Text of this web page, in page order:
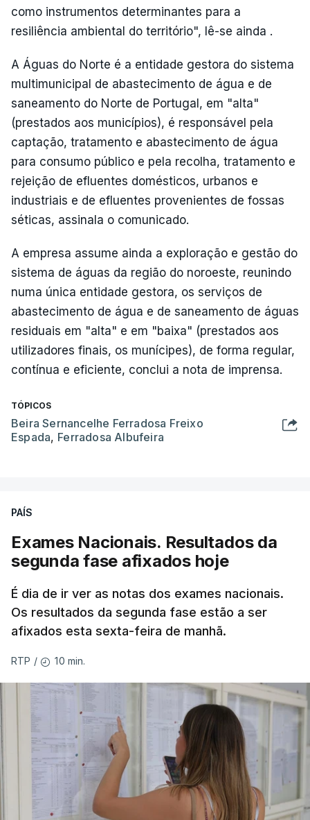
como instrumentos determinantes para a
resiliência ambiental do território", lê-se ainda .
A Águas do Norte é a entidade gestora do sistema
multimunicipal de abastecimento de água e de
saneamento do Norte de Portugal, em "alta"
(prestados aos municípios), é responsável pela
captação, tratamento e abastecimento de água
para consumo público e pela recolha, tratamento e
rejeição de efluentes domésticos, urbanos e
industriais e de efluentes provenientes de fossas
séticas, assinala o comunicado.
A empresa assume ainda a exploração e gestão do
sistema de águas da região do noroeste, reunindo
numa única entidade gestora, os serviços de
abastecimento de água e de saneamento de águas
residuais em "alta" e em "baixa" (prestados aos
utilizadores finais, os munícipes), de forma regular,
contínua e eficiente, conclui a nota de imprensa.
TÓPICOS
Beira Sernancelhe Ferradosa Freixo
Espada, Ferradosa Albufeira
PAÍS
Exames Nacionais. Resultados da
segunda fase afixados hoje
É dia de ir ver as notas dos exames nacionais.
Os resultados da segunda fase estão a ser
afixados esta sexta-feira de manhã.
RTP / 10 min.